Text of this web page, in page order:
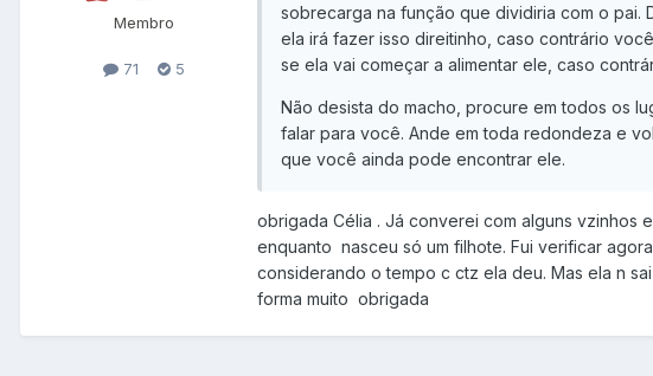
Membro
71 5
sobrecarga na função que dividiria com o pai.
ela irá fazer isso direitinho, caso contrário
se ela vai começar a alimentar ele, caso
Não desista do macho, procure em todos os
falar para você. Ande em toda redondeza e
que você ainda pode encontrar ele.
obrigada Célia . Já converei com alguns vzinhos
enquanto nasceu só um filhote. Fui verificar
considerando o tempo c ctz ela deu. Mas ela n
forma muito obrigada